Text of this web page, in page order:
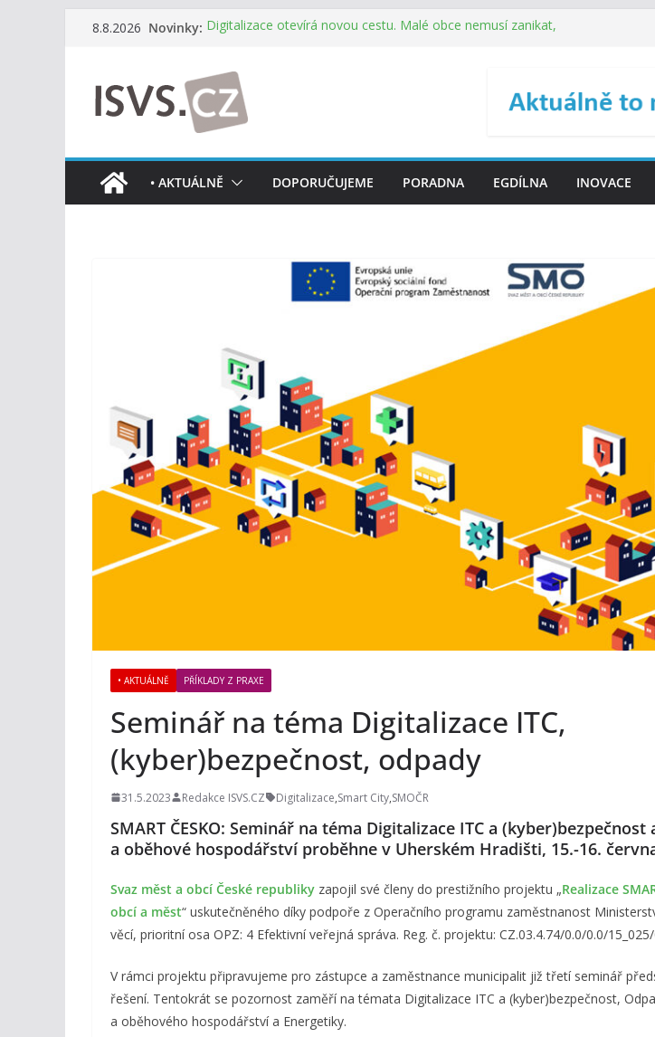
Přeskočit
8.8.2026 Novinky: Digitalizace otevírá novou cestu. Malé obce nemusí zanikat,
testování digitálních služeb
DIA: Informační systém dlouhodobého řízení (ISDŘ) je od
července v plném provozu
RVIS – Výbor pro architekturu a řízení ICT zveřejnil materiály
z nového jednání
Informace o obcích vždy po ruce. SMS ČR spouští novou
mobilní aplikaci
• AKTUÁLNĚ DOPORUČUJEME PORADNA EGDÍLNA INOVACE
• AKTUÁLNĚ PŘÍKLADY Z PRAXE
Seminář na téma Digitalizace ITC,
(kyber)bezpečnost, odpady
31.5.2023 Redakce ISVS.CZ Digitalizace,Smart City,SMOČR
SMART ČESKO: Seminář na téma Digitalizace ITC a (kyber)bezpečnost
a oběhové hospodářství proběhne v Uherském Hradišti, 15.-16.
Svaz měst a obcí České republiky zapojil své členy do prestižního projektu „Realizace
obcí a měst“ uskutečněného díky podpoře z Operačního programu zaměstnanost
věcí, prioritní osa OPZ: 4 Efektivní veřejná správa. Reg. č. projektu: CZ.03.4.74/0.0/0.0/
V rámci projektu připravujeme pro zástupce a zaměstnance municipalit již třetí seminář
řešení. Tentokrát se pozornost zaměří na témata Digitalizace ITC a (kyber)bezpečnost,
a oběhového hospodářství a Energetiky.